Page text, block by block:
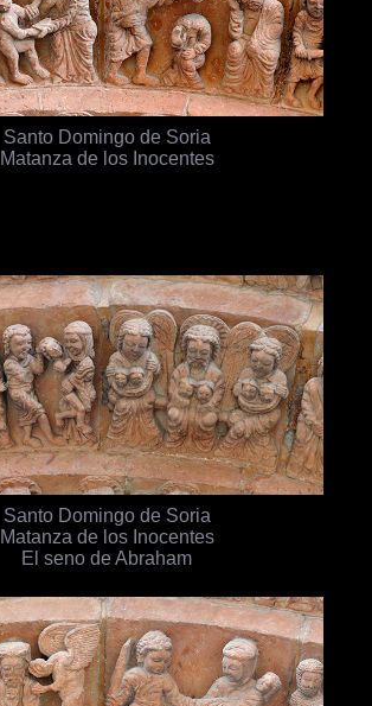
Santo Domingo de Soria
Matanza de los Inocentes
Santo Domingo de Soria
Matanza de los Inocentes
El seno de Abraham